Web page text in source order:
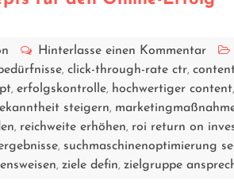
Hinterlasse einen Kommentar
, click-through-rate ctr,
, erfolgskontrolle, hochwertiger content,
steigern,
, reichweite erhöhen, roi return on
, suchmaschinenoptimierung
,ziele defin,zielgruppe